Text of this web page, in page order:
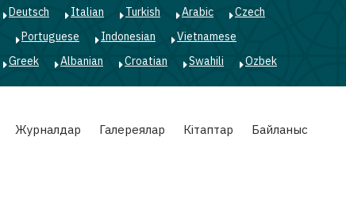
Deutsch Italian Turkish Arabic
Czech
Portuguese Indonesian
Vietnamese
Greek Albanian Croatian Swahili Ozbek
Журналдар Галереялар Кітаптар Байланыс